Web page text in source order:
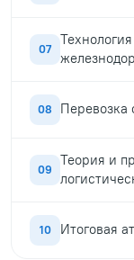
07
08 Перевозка
09
Теория и
10 Итоговая